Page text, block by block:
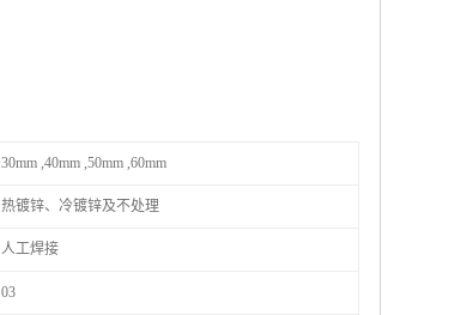
30mm ,40mm ,50mm ,60mm
热镀锌、冷镀锌及不处理
人工焊接
03